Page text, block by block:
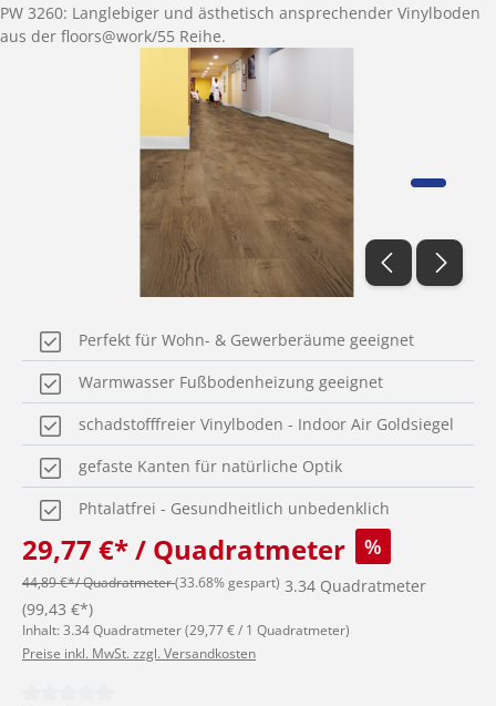
PW 3260: Langlebiger und ästhetisch ansprechender Vinylboden
aus der floors@work/55 Reihe.
Bildergalerie überspringen
Perfekt für Wohn- & Gewerberäume geeignet
Warmwasser Fußbodenheizung geeignet
schadstofffreier Vinylboden - Indoor Air Goldsiegel
gefaste Kanten für natürliche Optik
Phtalatfrei - Gesundheitlich unbedenklich
29,77 €* / Quadratmeter %
44,89 €*/ Quadratmeter(33.68% gespart) 3.34 Quadratmeter
(99,43 €*)
Inhalt: 3.34 Quadratmeter(29,77 € / 1 Quadratmeter)
Preise inkl. MwSt. zzgl. Versandkosten